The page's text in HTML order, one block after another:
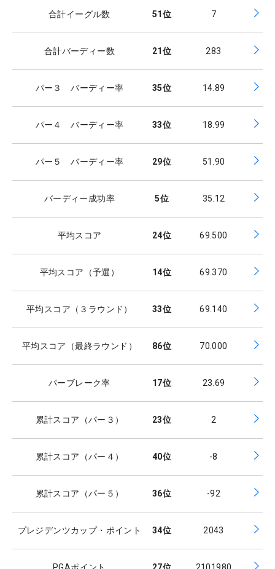
合計イーグル数 51位 7
合計バーディー数 21位 283
パー３ バーディー率 35位 14.89
パー４ バーディー率 33位 18.99
パー５ バーディー率 29位 51.90
バーディー成功率 5位 35.12
平均スコア 24位 69.500
平均スコア（予選） 14位 69.370
平均スコア（３ラウンド） 33位 69.140
平均スコア（最終ラウンド） 86位 70.000
パーブレーク率 17位 23.69
累計スコア（パー３） 23位 2
累計スコア（パー４） 40位 -8
累計スコア（パー５） 36位 -92
プレジデンツカップ・ポイント 34位 2043